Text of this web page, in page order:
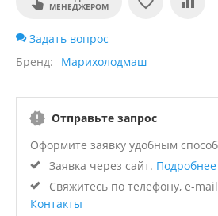
МЕНЕДЖЕРОМ
Задать вопрос
Бренд
Марихолодмаш
Отправьте запрос
Оформите заявку удобным
Заявка через сайт. Подробнее
Свяжитесь по телефону, e-
Контакты